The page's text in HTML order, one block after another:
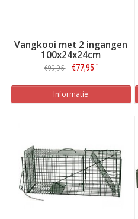
Vangkooi met 2 ingangen
100x24x24cm
€99,95 €77,95 *
Informatie